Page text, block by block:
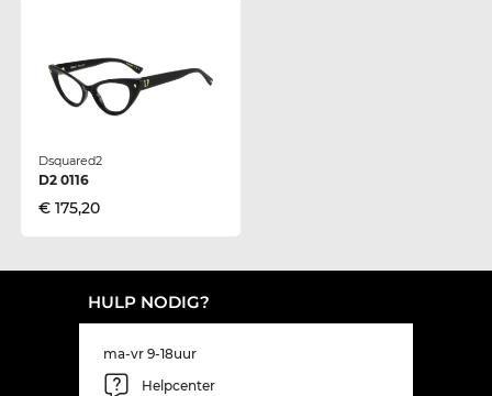
Dsquared2
D2 0116
€ 175,20
HULP NODIG?
ma-vr 9-18uur
Helpcenter